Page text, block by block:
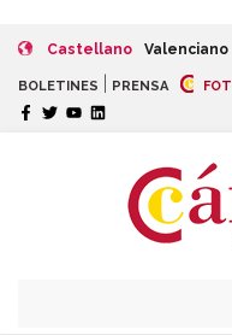
Castellano Valenciano
BOLETINES PRENSA